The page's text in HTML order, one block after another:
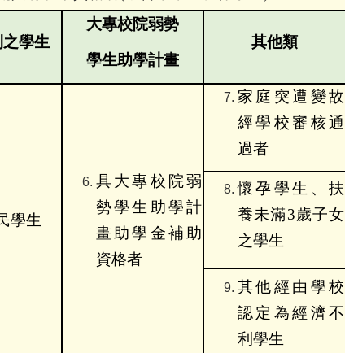
學生
大專校院弱勢
學生助學計畫
其他類
學生
具大專校院弱
勢學生助學計
畫助學金補助
資格者
家庭突遭變故
經學校審核通
過者
懷孕學生、扶
養未滿3歲子女
之學生
其他經由學校
認定為經濟不
利學生